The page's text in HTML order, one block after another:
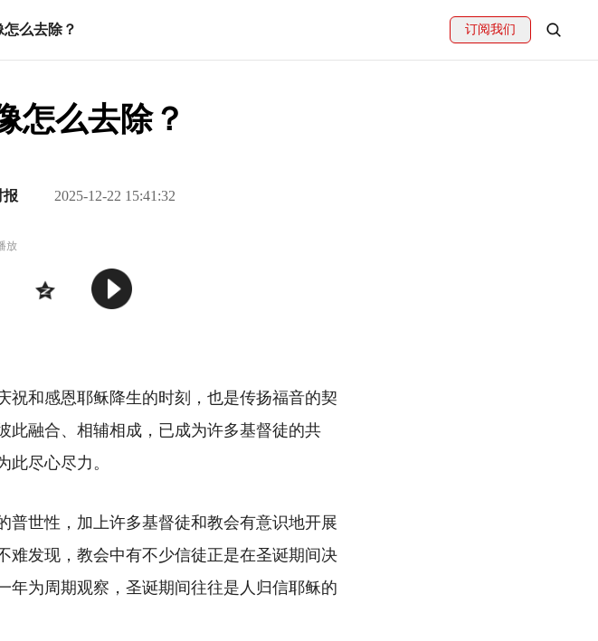
么去除？ 订阅我们
怎么去除？
报 2025-12-22 15:41:32
放
祝和感恩耶稣降生的时刻，也是传扬福音的契
此融合、相辅相成，已成为许多基督徒的共
此尽心尽力。
普世性，加上许多基督徒和教会有意识地开展
难发现，教会中有不少信徒正是在圣诞期间决
年为周期观察，圣诞期间往往是人归信耶稣的